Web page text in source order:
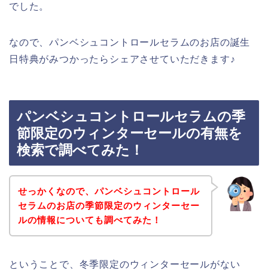
でした。
なので、パンベシュコントロールセラムのお店の誕生
日特典がみつかったらシェアさせていただきます♪
パンベシュコントロールセラムの季
節限定のウィンターセールの有無を
検索で調べてみた！
せっかくなので、パンベシュコントロール
セラムのお店の季節限定のウィンターセー
ルの情報についても調べてみた！
ということで、冬季限定のウィンターセールがない